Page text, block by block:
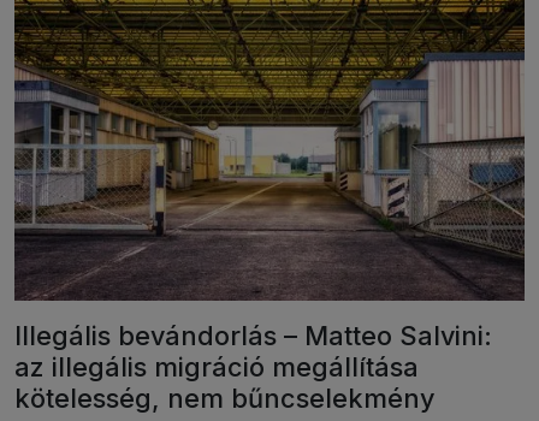
Illegális bevándorlás – Matteo Salvini:
az illegális migráció megállítása
kötelesség, nem bűncselekmény